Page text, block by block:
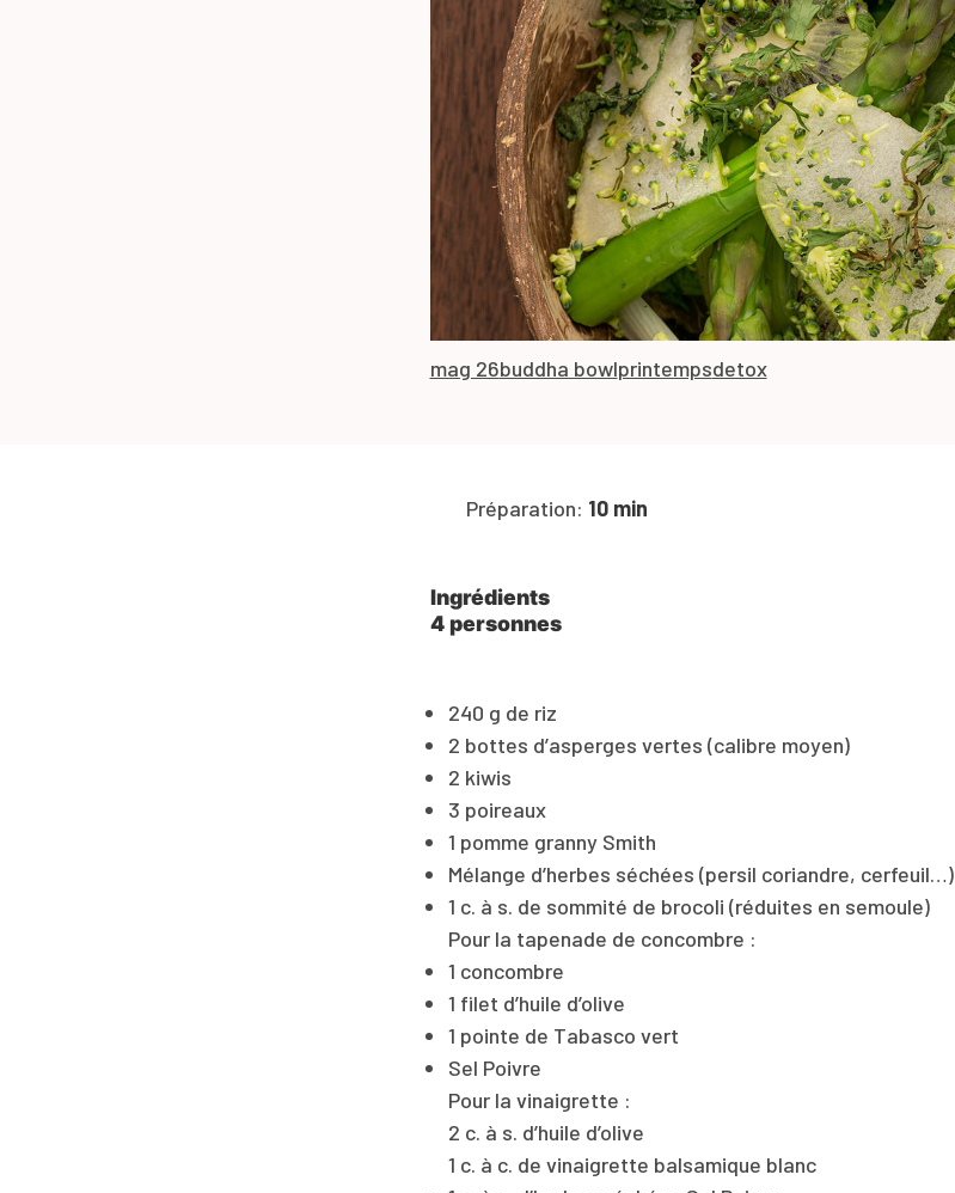
mag 26buddha bowlprintempsdetox
Préparation: 10 min
Ingrédients
4 personnes
240 g de riz
2 bottes d’asperges vertes (calibre moyen)
2 kiwis
3 poireaux
1 pomme granny Smith
Mélange d’herbes séchées (persil coriandre, cerfeuil…)
1 c. à s. de sommité de brocoli (réduites en semoule)
Pour la tapenade de concombre :
1 concombre
1 filet d’huile d’olive
1 pointe de Tabasco vert
Sel Poivre
Pour la vinaigrette :
2 c. à s. d’huile d’olive
1 c. à c. de vinaigrette balsamique blanc